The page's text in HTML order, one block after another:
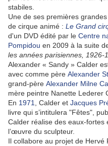
stabiles.
Une de ses premières
de cirque animé : Le Grand
d'un DVD édité par le Centre
Pompidou en 2009 à la suite
les années parisiennes, 1926-
Alexander « Sandy » Calder
avec comme père Alexander
grand-père Alexander Milne
mère peintre Nanette Lederer
En 1971 , Calder et Jacques
livre qui s’intitulera "Fêtes",
Calder réalise des eaux-
l’œuvre du sculpteur.
Il collabore au projet de Hervé